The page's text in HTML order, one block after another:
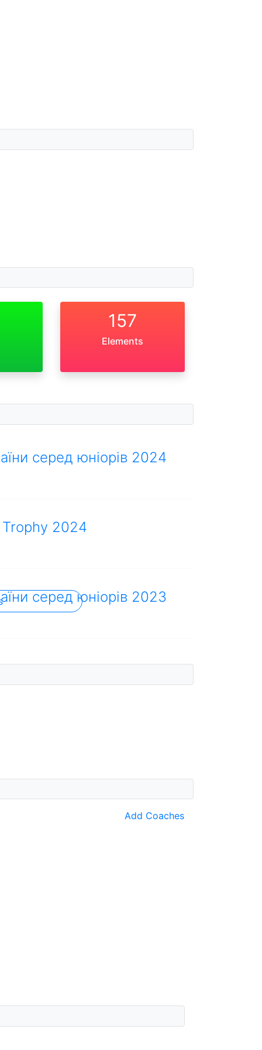
157
Elements
серед юніорів 2024
2024
серед юніорів 2023
Add Coaches